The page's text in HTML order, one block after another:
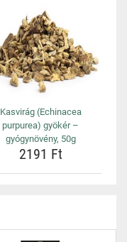
Kasvirág (Echinacea
purpurea) gyökér –
gyógynövény, 50g
2191 Ft